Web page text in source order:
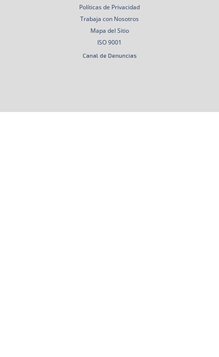
Políticas de Privacidad
Trabaja con Nosotros
Mapa del Sitio
ISO 9001
Canal de Denuncias